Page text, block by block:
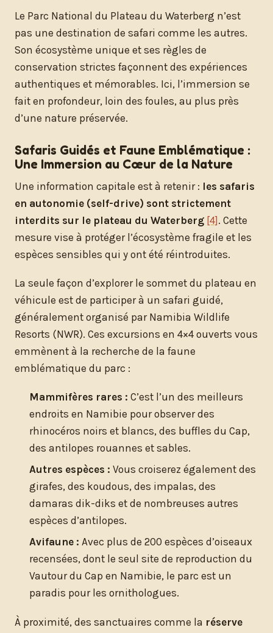
Le Parc National du Plateau du Waterberg n’est
pas une destination de safari comme les autres.
Son écosystème unique et ses règles de
conservation strictes façonnent des expériences
authentiques et mémorables. Ici, l’immersion se
fait en profondeur, loin des foules, au plus près
d’une nature préservée.
Safaris Guidés et Faune Emblématique :
Une Immersion au Cœur de la Nature
Une information capitale est à retenir : les safaris
en autonomie (self-drive) sont strictement
interdits sur le plateau du Waterberg [4]. Cette
mesure vise à protéger l’écosystème fragile et les
espèces sensibles qui y ont été réintroduites.
La seule façon d’explorer le sommet du plateau en
véhicule est de participer à un safari guidé,
généralement organisé par Namibia Wildlife
Resorts (NWR). Ces excursions en 4×4 ouverts vous
emmènent à la recherche de la faune
emblématique du parc :
Mammifères rares : C’est l’un des meilleurs
endroits en Namibie pour observer des
rhinocéros noirs et blancs, des buffles du Cap,
des antilopes rouannes et sables.
Autres espèces : Vous croiserez également des
girafes, des koudous, des impalas, des
damaras dik-diks et de nombreuses autres
espèces d’antilopes.
Avifaune : Avec plus de 200 espèces d’oiseaux
recensées, dont le seul site de reproduction du
Vautour du Cap en Namibie, le parc est un
paradis pour les ornithologues.
À proximité, des sanctuaires comme la réserve